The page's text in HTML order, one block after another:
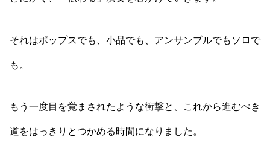
それはポップスでも、小品でも、アンサンブルでもソロで
も。
もう一度目を覚まされたような衝撃と、これから進むべき
道をはっきりとつかめる時間になりました。